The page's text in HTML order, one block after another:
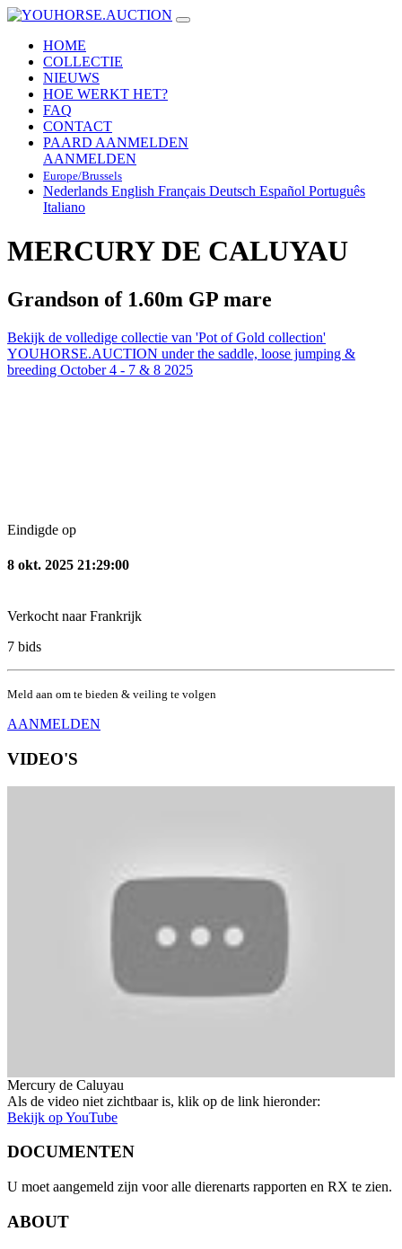
HOME
COLLECTIE
NIEUWS
HOE WERKT HET?
FAQ
CONTACT
PAARD AANMELDEN
AANMELDEN
Europe/Brussels
Nederlands English Français Deutsch Español Português
Italiano
MERCURY DE CALUYAU
Grandson of 1.60m GP mare
Bekijk de volledige collectie van 'Pot of Gold collection'
YOUHORSE.AUCTION under the saddle, loose jumping &
breeding October 4 - 7 & 8 2025
Eindigde op
8 okt. 2025 21:29:00
Verkocht naarFrankrijk
7 bids
Meld aan om te bieden & veiling te volgen
AANMELDEN
VIDEO'S
Mercury de Caluyau
Als de video niet zichtbaar is, klik op de link hieronder:
Bekijk op YouTube
DOCUMENTEN
U moet aangemeld zijn voor alle dierenarts rapporten en RX te zien.
ABOUT